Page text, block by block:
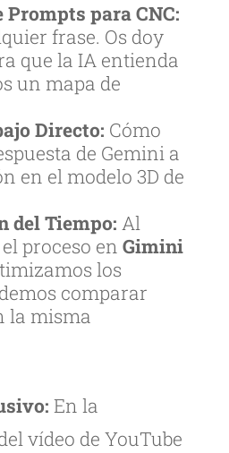
para CNC:
frase. Os doy
que la IA entienda
un mapa de
Directo: Cómo
de Gemini a
en el modelo 3D de
del Tiempo: Al
proceso en Gimini
los
comparar
la misma
En la
vídeo de YouTube